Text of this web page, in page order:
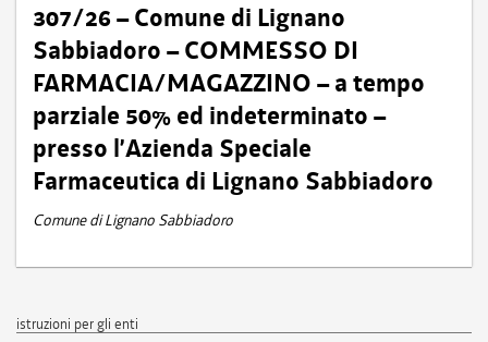
307/26 – Comune di Lignano
Sabbiadoro – COMMESSO DI
FARMACIA/MAGAZZINO – a tempo
parziale 50% ed indeterminato –
presso l’Azienda Speciale
Farmaceutica di Lignano Sabbiadoro
Comune di Lignano Sabbiadoro
istruzioni per gli enti